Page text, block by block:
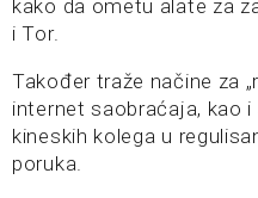
kako da ometu alate za
i Tor.
Također traže načine za
internet saobraćaja, kao
kineskih kolega u
poruka.